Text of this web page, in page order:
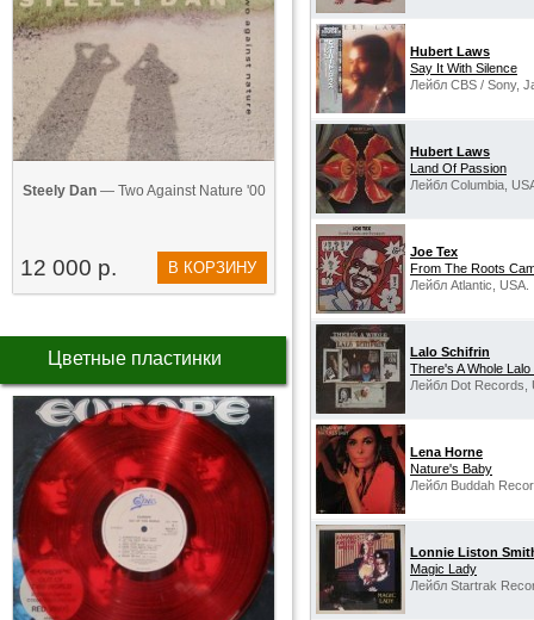
Steely Dan— Two Against Nature '00
12 000 р. В КОРЗИНУ
Цветные пластинки
Hubert Laws
Say It With Silence
Лейбл CBS / Sony,
Hubert Laws
Land Of Passion
Лейбл Columbia,
Joe Tex
From The Roots
Лейбл Atlantic, USA.
Lalo Schifrin
There's A Whole
Лейбл Dot Records,
Lena Horne
Nature's Baby
Лейбл Buddah
Lonnie Liston
Magic Lady
Лейбл Startrak